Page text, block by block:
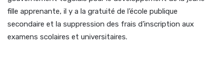
fille apprenante, il y a la gratuité de l’école publique
secondaire et la suppression des frais d’inscription aux
examens scolaires et universitaires.